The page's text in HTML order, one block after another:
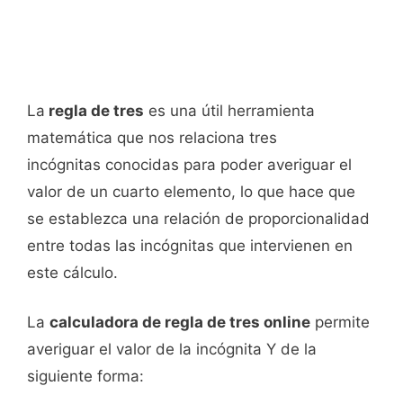
La regla de tres es una útil herramienta
matemática que nos relaciona tres
incógnitas conocidas para poder averiguar el
valor de un cuarto elemento, lo que hace que
se establezca una relación de proporcionalidad
entre todas las incógnitas que intervienen en
este cálculo.
La calculadora de regla de tres online permite
averiguar el valor de la incógnita Y de la
siguiente forma: